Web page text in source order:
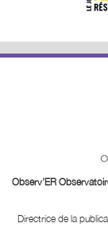
Observ’ER
Directrice de la